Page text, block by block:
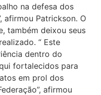
na defesa dos
afirmou Patrickson. O
também deixou seus
“ Este
dentro do
fortalecidos para
em prol dos
afirmou